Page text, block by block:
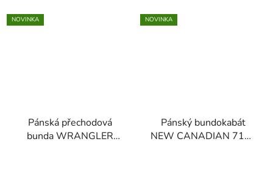
NOVINKA
Pánská přechodová
bunda WRANGLER
NOVINKA
Pánský bundokabát
NEW CANADIAN 7118